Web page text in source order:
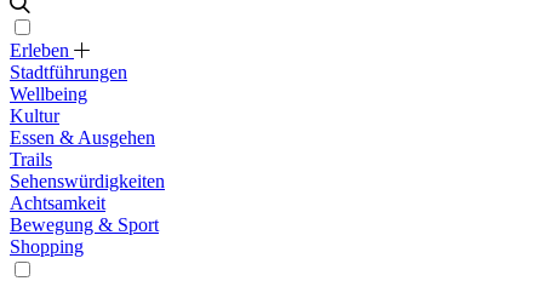
Erleben
Stadtführungen
Wellbeing
Kultur
Essen & Ausgehen
Trails
Sehenswürdigkeiten
Achtsamkeit
Bewegung & Sport
Shopping